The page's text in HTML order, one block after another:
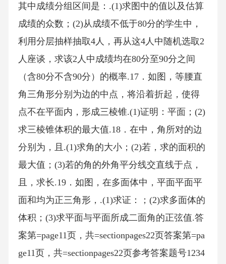
其中成绩分组区间是：.(1)求图中的值以及估算
成绩的众数；(2)从成绩不低于80分的学生中，
利用分层抽样抽取4人，再从这4人中随机选取2
人座谈，求该2人中成绩均在80分至90分之间
（含80分不含90分）的概率.17．如图，等腰直
角三角形分别为边的中点，将沿着折起，使得
点不在平面内，形成三棱锥.(1)证明：平面；(2)
求三棱锥体积的最大值.18．在中，角所对的边
分别为，且.(1)求角的大小；(2)若，求的面积的
最大值；(3)若的角的外角平分线交直线于点，
且，求长.19．如图，在多面体中，平面平面平
面和均为正三角形，.(1)求证：；(2)求多面体的
体积；(3)求平面与平面所成二面角的正弦值.答
案第=page11页，共=sectionpages22页答案第=pa
ge11页，共=sectionpages22页参考答案题号1234